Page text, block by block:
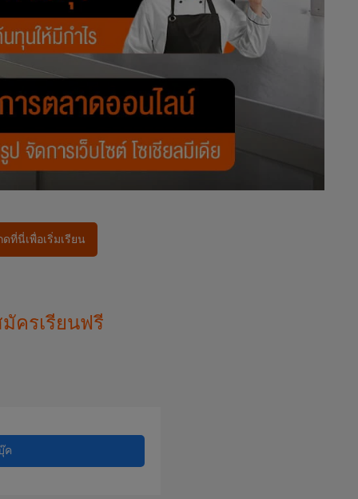
ที่นี่เพื่อเริ่มเรียน
ครเรียนฟรี
ค